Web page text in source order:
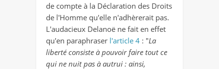
de compte à la Déclaration des Droits
de l'Homme qu'elle n'adhèrerait pas.
L'audacieux Delanoë ne fait en effet
qu'en paraphraser l'article 4 : "La
liberté consiste à pouvoir faire tout ce
qui ne nuit pas à autrui : ainsi,